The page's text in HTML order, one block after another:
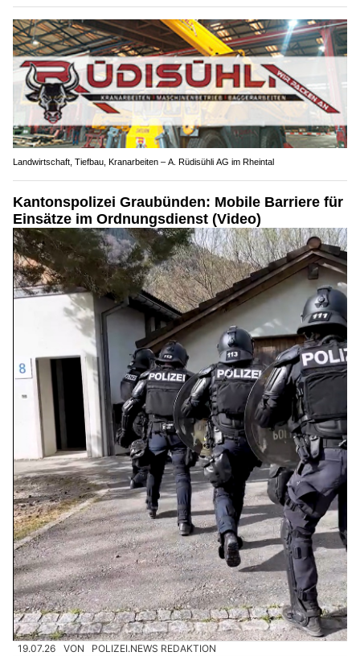
Landwirtschaft, Tiefbau, Kranarbeiten – A. Rüdisühli AG im Rheintal
Kantonspolizei Graubünden: Mobile Barriere für
Einsätze im Ordnungsdienst (Video)
19.07.26 VON POLIZEI.NEWS REDAKTION